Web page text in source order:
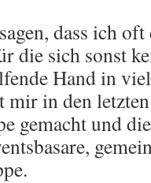
dass ich
die sich sonst
Hand in
mir in den
gemacht und